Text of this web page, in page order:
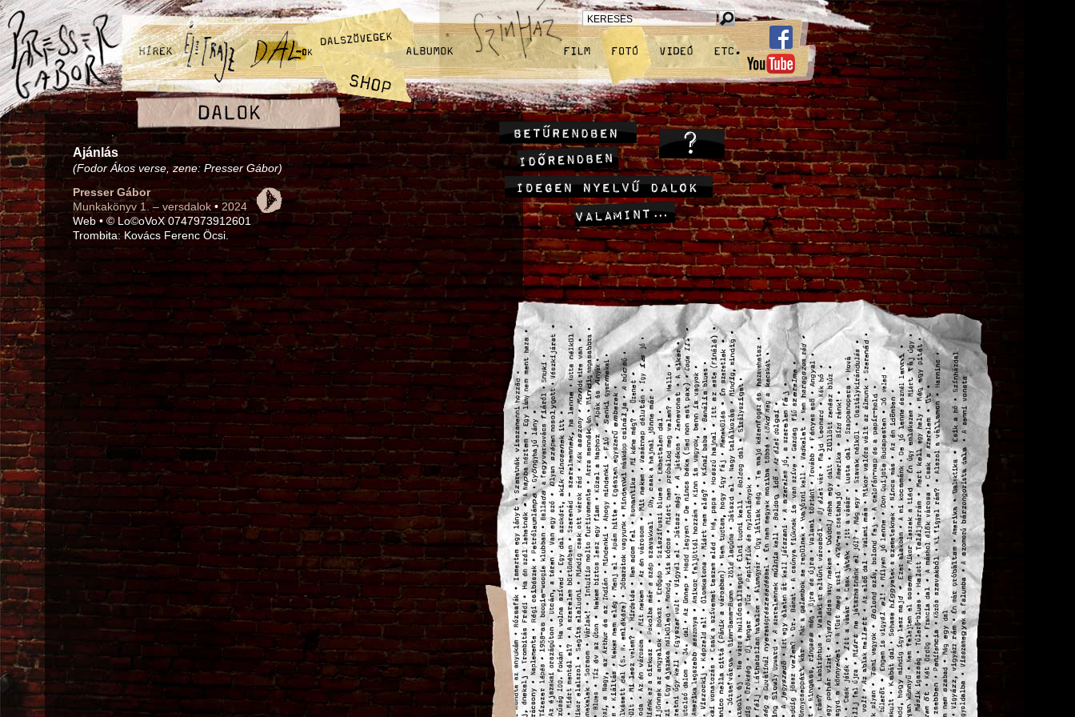
Ajánlás
(Fodor Ákos verse, zene: Presser Gábor)
Presser Gábor
Munkakönyv 1. – versdalok • 2024
Web • © Lo©oVoX 0747973912601
Trombita: Kovács Ferenc Öcsi.